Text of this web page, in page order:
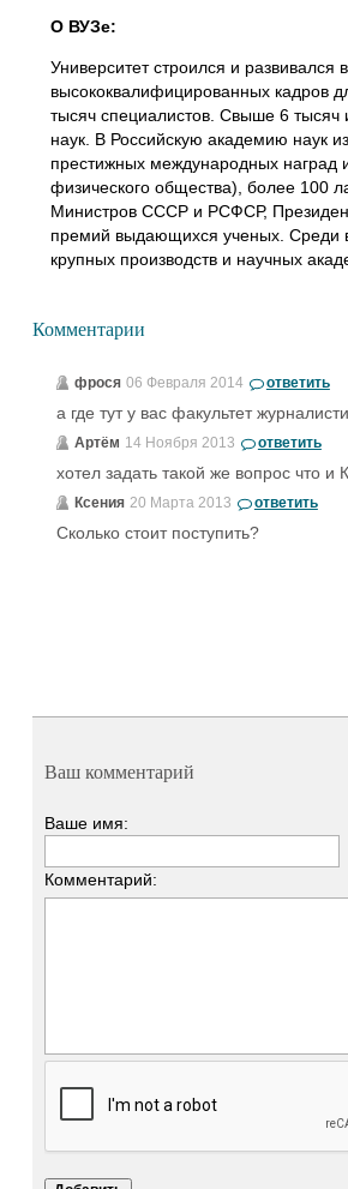
О ВУЗе:
Университет строился и
высококвалифицированных кадров
тысяч специалистов. Свыше 6 тысяч
наук. В Российскую академию наук
престижных международных
физического общества), более 100
Министров СССР и РСФСР,
премий выдающихся ученых. Среди
крупных производств и научных
Комментарии
фрося 06 Февраля 2014 ответить
а где тут у вас факультет
Артём 14 Ноября 2013 ответить
хотел задать такой же вопрос что и
Ксения 20 Марта 2013 ответить
Сколько стоит поступить?
Ваш комментарий
Ваше имя:
Комментарий: